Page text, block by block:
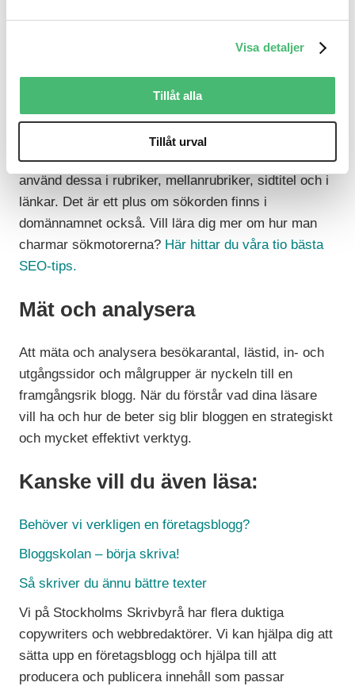
Visa detaljer
Tillåt alla
Tillåt urval
Skriv även för Google
Vilka ord söker dina kunder och potentiella kunder
på? Vilka ord vill du och din verksamhet bli
förknippade med? Välj ut ett fåtal nyckelord och
använd dessa i rubriker, mellanrubriker, sidtitel och i
länkar. Det är ett plus om sökorden finns i
domännamnet också. Vill lära dig mer om hur man
charmar sökmotorerna? Här hittar du våra tio bästa
SEO-tips.
Mät och analysera
Att mäta och analysera besökarantal, lästid, in- och
utgångssidor och målgrupper är nyckeln till en
framgångsrik blogg. När du förstår vad dina läsare
vill ha och hur de beter sig blir bloggen en strategiskt
och mycket effektivt verktyg.
Kanske vill du även läsa:
Behöver vi verkligen en företagsblogg?
Bloggskolan – börja skriva!
Så skriver du ännu bättre texter
Vi på Stockholms Skrivbyrå har flera duktiga
copywriters och webbredaktörer. Vi kan hjälpa dig att
sätta upp en företagsblogg och hjälpa till att
producera och publicera innehåll som passar